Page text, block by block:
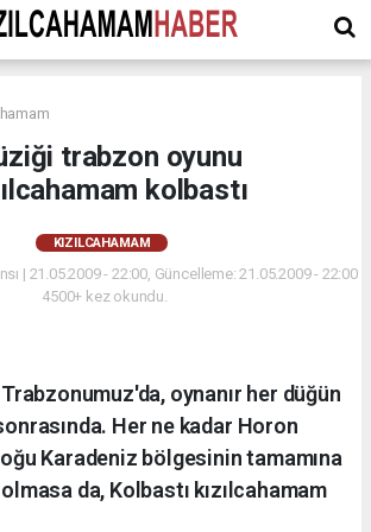
trabzon oyunu
kolbastı
KIZILCAHAMAM
| 21.05.2009 - 22:00, Güncelleme: 21.05.2009 - 22:00
4500+ kez okundu.
oynanır her düğün
Her ne kadar Horon
Karadeniz bölgesinin tamamına
da, Kolbastı kızılcahamam